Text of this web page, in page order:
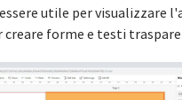
utile per visualizzare
creare forme e testi